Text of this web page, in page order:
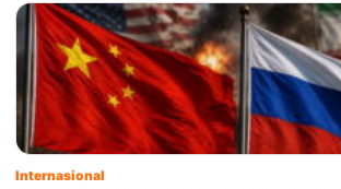
Internasional